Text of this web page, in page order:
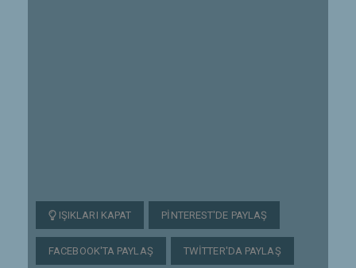
IŞIKLARI KAPAT PINTEREST'DE PAYLAŞ
FACEBOOK'TA PAYLAŞ TWITTER'DA PAYLAŞ